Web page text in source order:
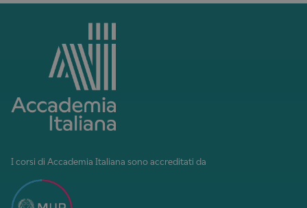
I corsi di Accademia Italiana sono accreditati da